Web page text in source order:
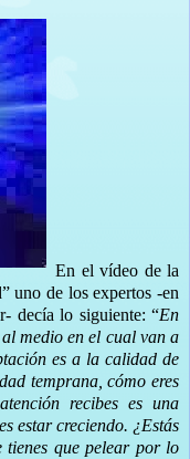
En el vídeo de la
uno de los expertos -en
decía lo siguiente: “En
medio en el cual van a
es a la calidad de
temprana, cómo eres
recibes es una
estar creciendo. ¿Estás
tienes que pelear por lo